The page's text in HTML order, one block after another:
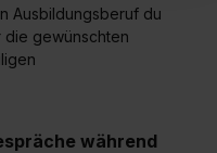
und hierfür
an Social Media
übermittelt werden.
später noch im
zulassen, triff deine
Ausbildungsberuf du
die gewünschten
während